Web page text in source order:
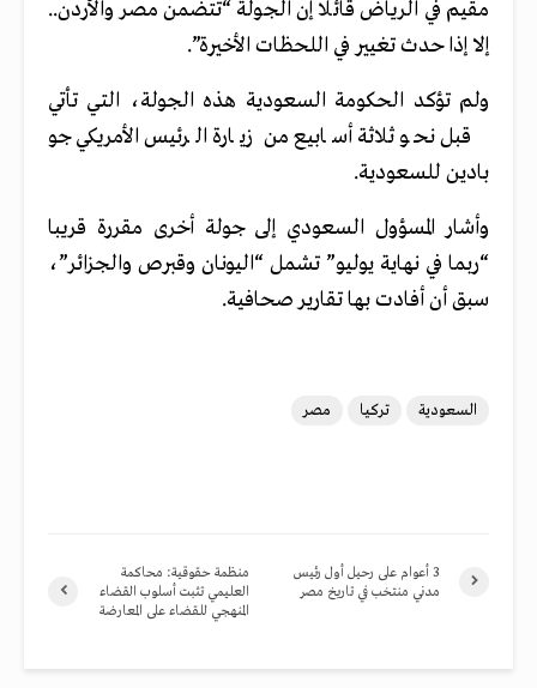
مقيم في الرياض قائلا إن الجولة “تتضمن مصر والأردن..
إلا إذا حدث تغيير في اللحظات الأخيرة”.
ولم تؤكد الحكومة السعودية هذه الجولة، التي تأتي
قبل نحو ثلاثة أسابيع من زيارة الرئيس الأمريكي جو
بادين للسعودية.
وأشار المسؤول السعودي إلى جولة أخرى مقررة قريبا
“ربما في نهاية يوليو” تشمل “اليونان وقبرص والجزائر”،
سبق أن أفادت بها تقارير صحافية.
السعودية تركيا مصر
منظمة حقوقية: محاكمة
العليمي تثبت أسلوب القضاء
المنهجي للقضاء على المعارضة
3 أعوام على رحيل أول رئيس
مدني منتخب في تاريخ مصر